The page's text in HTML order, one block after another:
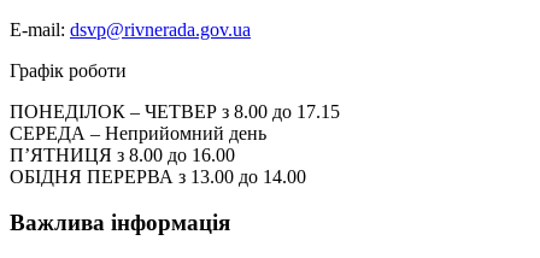
E-mail: dsvp@rivnerada.gov.ua
Графік роботи
ПОНЕДІЛОК – ЧЕТВЕР з 8.00 до 17.15
СЕРЕДА – Неприйомний день
П’ЯТНИЦЯ з 8.00 до 16.00
ОБІДНЯ ПЕРЕРВА з 13.00 до 14.00
Важлива інформація